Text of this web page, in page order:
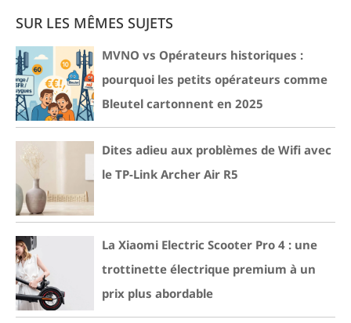
SUR LES MÊMES SUJETS
MVNO vs Opérateurs historiques :
pourquoi les petits opérateurs comme
Bleutel cartonnent en 2025
Dites adieu aux problèmes de Wifi avec
le TP-Link Archer Air R5
La Xiaomi Electric Scooter Pro 4 : une
trottinette électrique premium à un
prix plus abordable